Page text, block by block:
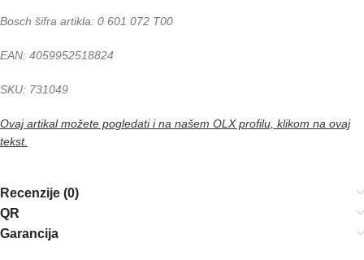
Bosch šifra artikla: 0 601 072 T00
EAN: 4059952518824
SKU: 731049
Ovaj artikal možete pogledati i na našem OLX profilu, klikom na ovaj
tekst.
Recenzije (0)
QR
Garancija